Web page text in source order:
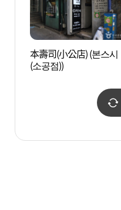
本壽司(小公店) (본스시
(소공점))